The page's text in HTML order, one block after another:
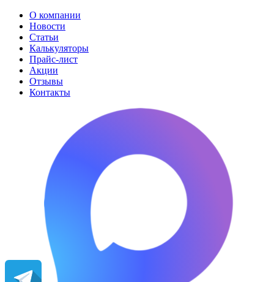
О компании
Новости
Статьи
Калькуляторы
Прайс-лист
Акции
Отзывы
Контакты